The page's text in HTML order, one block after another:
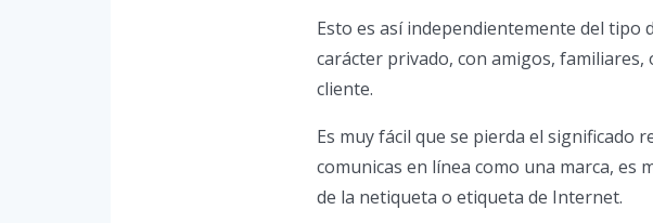
Esto es así independientemente del tipo
carácter privado, con amigos,
cliente.
Es muy fácil que se pierda el significado
comunicas en línea como una marca,
de la netiqueta o etiqueta de Internet.